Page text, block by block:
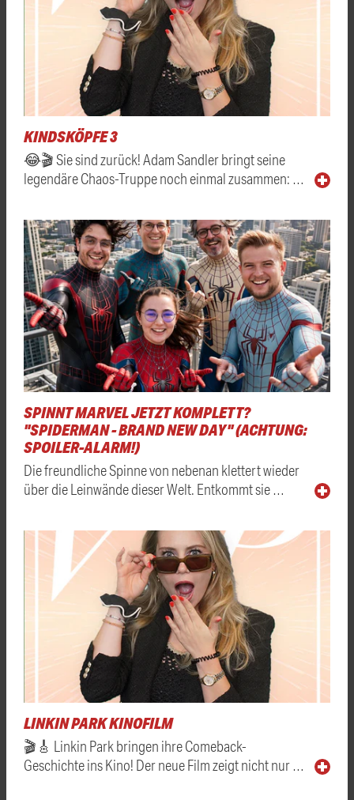
KINDSKÖPFE 3
😂🎬 Sie sind zurück! Adam Sandler bringt seine
legendäre Chaos-Truppe noch einmal zusammen: …
SPINNT MARVEL JETZT KOMPLETT?
"SPIDERMAN - BRAND NEW DAY" (ACHTUNG:
SPOILER-ALARM!)
Die freundliche Spinne von nebenan klettert wieder
über die Leinwände dieser Welt. Entkommt sie …
LINKIN PARK KINOFILM
🎬🎸 Linkin Park bringen ihre Comeback-
Geschichte ins Kino! Der neue Film zeigt nicht nur …